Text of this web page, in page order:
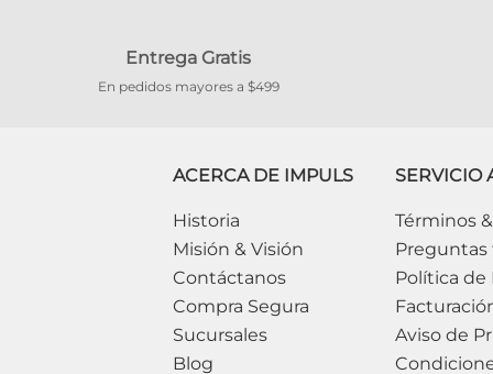
Entrega Gratis
En pedidos mayores a $499
ACERCA DE IMPULS
Historia
Misión & Visión
Contáctanos
Compra Segura
Sucursales
Blog
SERVICIO
Términos
Política de
Aviso de